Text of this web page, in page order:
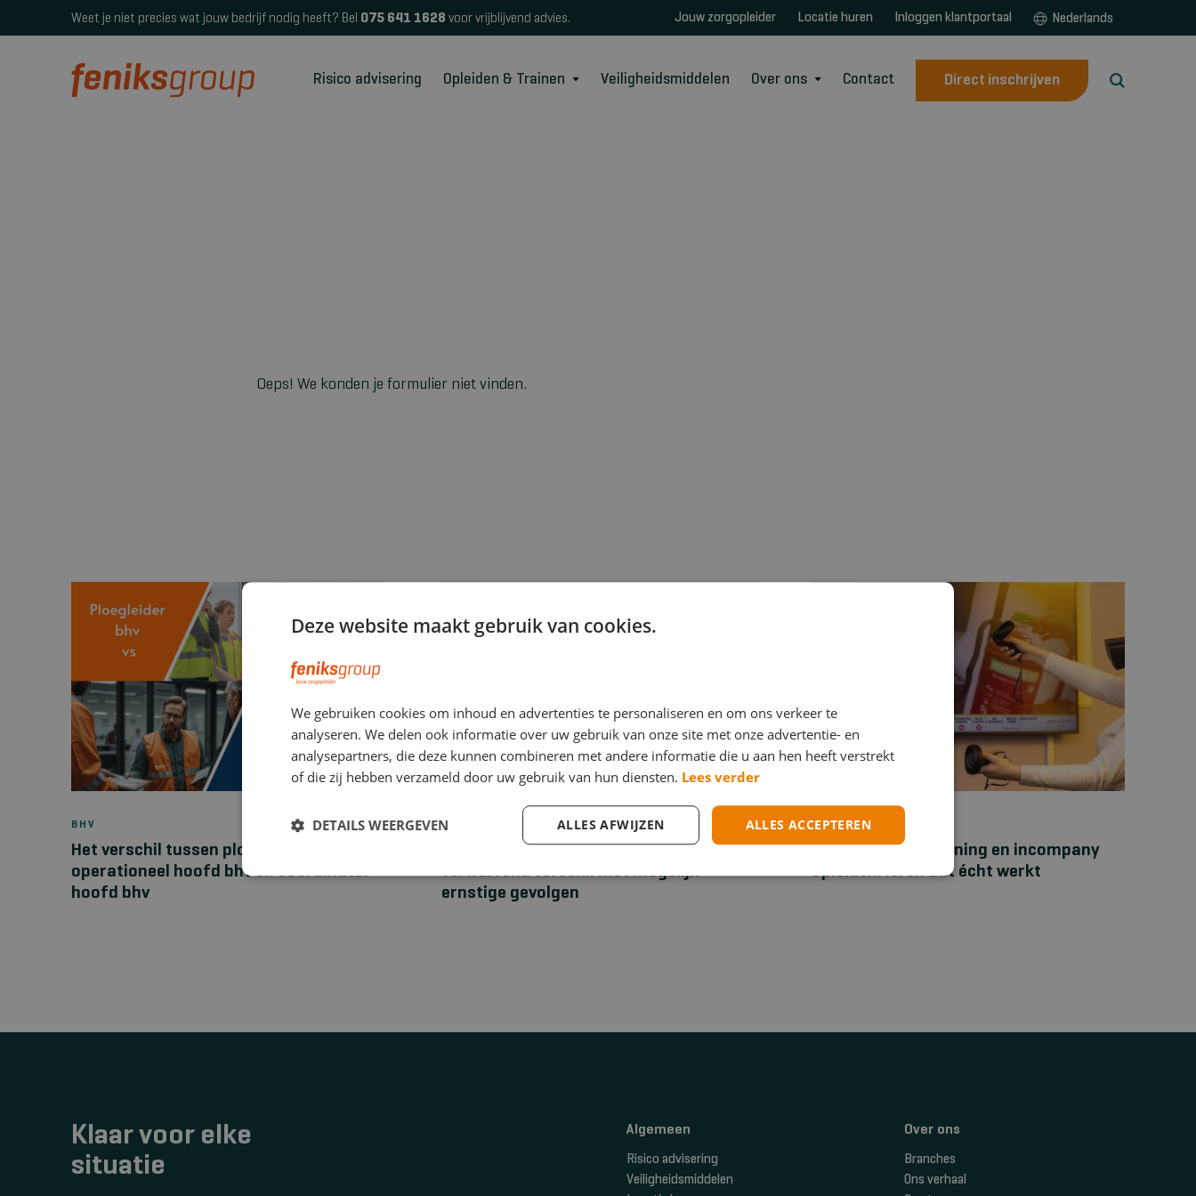
Weet je niet precies wat jouw bedrijf nodig heeft? Bel 075 641 1628 voor vrijblijvend advies. Jouw zorgopleider Locatie huren Inloggen klantportaal Nederlands
Risico advisering Opleiden & Trainen Veiligheidsmiddelen Over ons Contact Direct inschrijven
Oeps! We konden je formulier niet vinden.
BHV
Het verschil tussen ploegleider bhv,
operationeel hoofd bhv en coördinator
hoofd bhv
EHBO
Stuwband versus tourniquet: een
verwarrend verschil met mogelijk
ernstige gevolgen
NIEUWS
Bhv‑maatwerktraining en incompany
opleiden: leren dat écht werkt
Klaar voor elke
situatie
Algemeen
Risico advisering
Veiligheidsmiddelen
Over ons
Branches
Ons verhaal
Deze website maakt gebruik van cookies.
We gebruiken cookies om inhoud en advertenties te personaliseren en om ons verkeer te
analyseren. We delen ook informatie over uw gebruik van onze site met onze advertentie- en
analysepartners, die deze kunnen combineren met andere informatie die u aan hen heeft verstrekt
of die zij hebben verzameld door uw gebruik van hun diensten. Lees verder
ALLES ACCEPTEREN
ALLES AFWIJZEN
DETAILS WEERGEVEN